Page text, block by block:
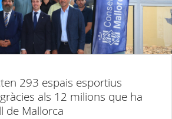
293 espais esportius
als 12 milions que ha
de Mallorca